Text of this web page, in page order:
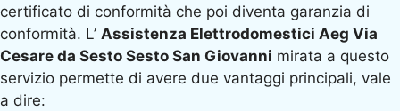
certificato di conformità che poi diventa garanzia di
conformità. L’ Assistenza Elettrodomestici Aeg Via
Cesare da Sesto Sesto San Giovanni mirata a questo
servizio permette di avere due vantaggi principali, vale
a dire: